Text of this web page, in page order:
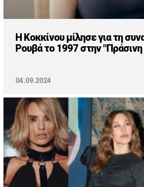
Η Κοκκίνου μίλησε για τη
Ρουβά το 1997 στην
04.09.2024